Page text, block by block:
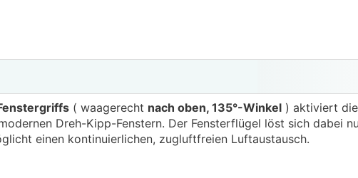
( waagerecht nach oben, 135°-Winkel) aktiviert die
Dreh-Kipp-Fenstern. Der Fensterflügel löst sich dabei
einen kontinuierlichen, zugluftfreien Luftaustausch.